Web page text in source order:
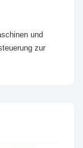
und
zur